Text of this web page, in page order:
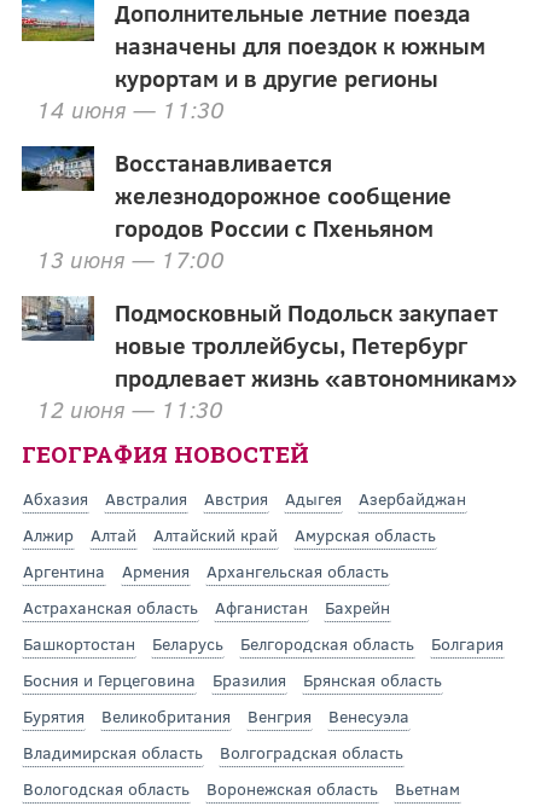
Дополнительные летние поезда
назначены для поездок к южным
курортам и в другие регионы
14 июня — 11:30
Восстанавливается
железнодорожное сообщение
городов России с Пхеньяном
13 июня — 17:00
Подмосковный Подольск закупает
новые троллейбусы, Петербург
продлевает жизнь «автономникам»
12 июня — 11:30
ГЕОГРАФИЯ НОВОСТЕЙ
Абхазия Австралия Австрия Адыгея
Азербайджан
Алжир
Алтай Алтайский край
Амурская область
Аргентина
Армения
Архангельская область
Астраханская область
Афганистан
Бахрейн
Башкортостан
Беларусь Белгородская область
Болгария
Босния и Герцеговина
Бразилия
Брянская область
Бурятия
Великобритания Венгрия
Венесуэла
Владимирская область
Волгоградская область
Вологодская область
Воронежская область
Вьетнам